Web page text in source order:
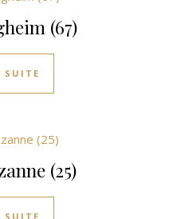
(67)
SUITE
(25)
SUITE